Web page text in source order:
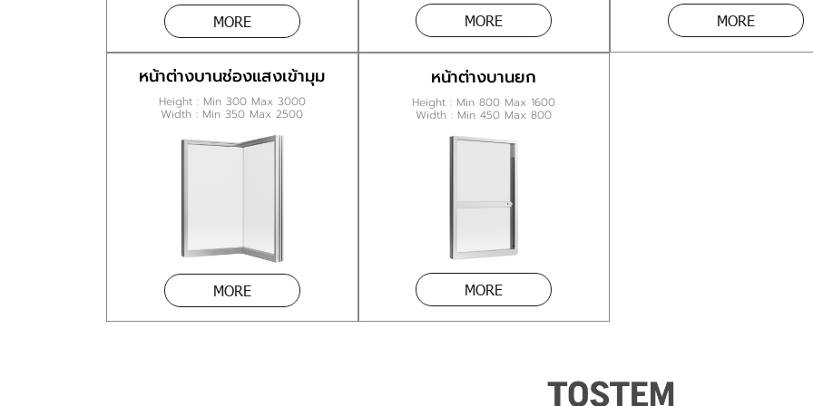
MORE MORE MORE
หน้าต่างบานช่องแสงเข้ามุม
Height : Min 300 Max 3000
Width : Min 350 Max 2500
MORE
หน้าต่างบานยก
Height : Min 800 Max 1600
Width : Min 450 Max 800
MORE